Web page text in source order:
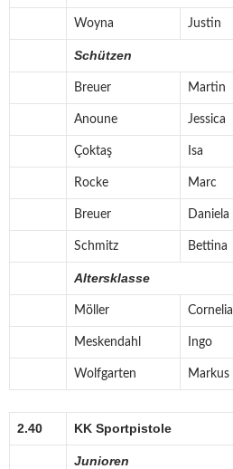
Woyna Justin
Schützen
Breuer Martin
Anoune Jessica
Çoktaş Isa
Rocke Marc
Breuer Daniela
Schmitz Bettina
Altersklasse
Möller Cornelia
Meskendahl Ingo
Wolfgarten Markus
2.40 KK Sportpistole
Junioren